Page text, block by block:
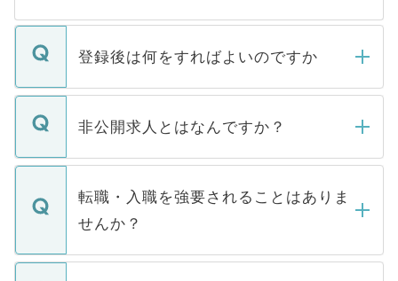
登録後は何をすればよいのですか
ご登録いただきましたら、弊社担当者がご
登録内容を確認し、その後メールもしくは
ます。通常、5営業日以内にはご連絡をせて
いただきますので、しばらくお待ちくださ
非公開求人とはなんですか？
マイナビDOCTORで取り扱っている求人の
うち約3割は、Webサイトからご覧いただ
けない「非公開求人」です。非公開求人は
下記の理由によって、一般には公開してい
ません。
転職・入職を強要されることはありま
せんか？
転職・入職を強要することは一切ありませ